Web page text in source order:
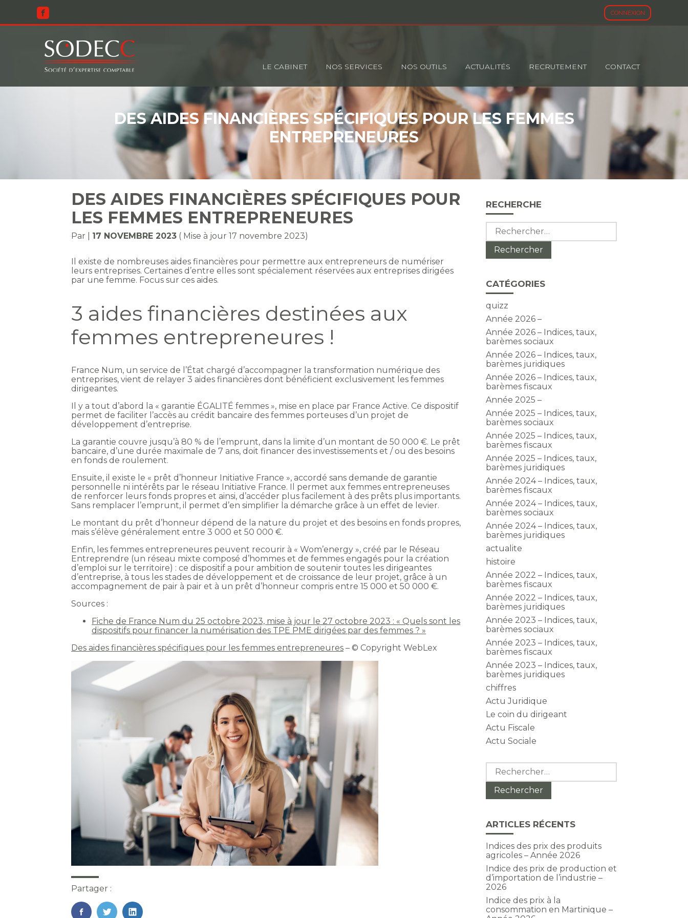
CONNEXION
au
Principal
LE CABINET NOS SERVICES NOS OUTILS ACTUALITÉS RECRUTEMENT CONTACT
DES AIDES FINANCIÈRES SPÉCIFIQUES POUR LES FEMMES
ENTREPRENEURES
DES AIDES FINANCIÈRES SPÉCIFIQUES POUR
LES FEMMES ENTREPRENEURES
Par 17 NOVEMBRE 2023 ( Mise à jour 17 novembre 2023)
Il existe de nombreuses aides financières pour permettre aux entrepreneurs de numériser
leurs entreprises. Certaines d’entre elles sont spécialement réservées aux entreprises dirigées
par une femme. Focus sur ces aides.
3 aides financières destinées aux
femmes entrepreneures !
France Num, un service de l’État chargé d’accompagner la transformation numérique des
entreprises, vient de relayer 3 aides financières dont bénéficient exclusivement les femmes
dirigeantes.
Il y a tout d’abord la « garantie ÉGALITÉ femmes », mise en place par France Active. Ce dispositif
permet de faciliter l’accès au crédit bancaire des femmes porteuses d’un projet de
développement d’entreprise.
La garantie couvre jusqu’à 80 % de l’emprunt, dans la limite d’un montant de 50 000 €. Le prêt
bancaire, d’une durée maximale de 7 ans, doit financer des investissements et / ou des besoins
en fonds de roulement.
Ensuite, il existe le « prêt d’honneur Initiative France », accordé sans demande de garantie
personnelle ni intérêts par le réseau Initiative France. Il permet aux femmes entrepreneuses
de renforcer leurs fonds propres et ainsi, d’accéder plus facilement à des prêts plus importants.
Sans remplacer l’emprunt, il permet d’en simplifier la démarche grâce à un effet de levier.
Le montant du prêt d’honneur dépend de la nature du projet et des besoins en fonds propres,
mais s’élève généralement entre 3 000 et 50 000 €.
Enfin, les femmes entrepreneures peuvent recourir à « Wom’energy », créé par le Réseau
Entreprendre (un réseau mixte composé d’hommes et de femmes engagés pour la création
d’emploi sur le territoire) : ce dispositif a pour ambition de soutenir toutes les dirigeantes
d’entreprise, à tous les stades de développement et de croissance de leur projet, grâce à un
accompagnement de pair à pair et à un prêt d’honneur compris entre 15 000 et 50 000 €.
Sources :
Fiche de France Num du 25 octobre 2023, mise à jour le 27 octobre 2023 : « Quels sont les
dispositifs pour financer la numérisation des TPE PME dirigées par des femmes ? »
Des aides financières spécifiques pour les femmes entrepreneures – © Copyright WebLex
Partager :
Blog
sidebar
RECHERCHE
Rechercher :
CATÉGORIES
quizz
Année 2026 –
Année 2026 – Indices, taux,
barèmes sociaux
Année 2026 – Indices, taux,
barèmes juridiques
Année 2026 – Indices, taux,
barèmes fiscaux
Année 2025 –
Année 2025 – Indices, taux,
barèmes sociaux
Année 2025 – Indices, taux,
barèmes fiscaux
Année 2025 – Indices, taux,
barèmes juridiques
Année 2024 – Indices, taux,
barèmes fiscaux
Année 2024 – Indices, taux,
barèmes sociaux
Année 2024 – Indices, taux,
barèmes juridiques
actualite
histoire
Année 2022 – Indices, taux,
barèmes fiscaux
Année 2022 – Indices, taux,
barèmes juridiques
Année 2023 – Indices, taux,
barèmes sociaux
Année 2023 – Indices, taux,
barèmes fiscaux
Année 2023 – Indices, taux,
barèmes juridiques
chiffres
Actu Juridique
Le coin du dirigeant
Actu Fiscale
Actu Sociale
Rechercher :
ARTICLES RÉCENTS
Indices des prix des produits
agricoles – Année 2026
Indice des prix de production et
d’importation de l’industrie –
2026
Indice des prix à la
consommation en Martinique –